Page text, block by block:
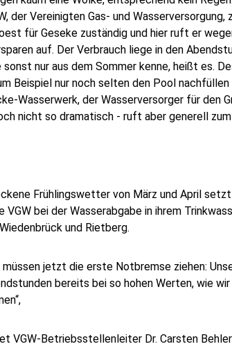
der Vereinigten Gas- und
für Geseke zuständig und hier ruft er
auf. Der Verbrauch liege in den
sonst nur aus dem Sommer kenne, heißt es.
Beispiel nur noch selten den Pool nachfüllen
Wasserwerk, der Wasserversorger für den
nicht so dramatisch - ruft aber generell
Frühlingswetter von März und April
VGW bei der Wasserabgabe in ihrem
und Rietberg.
müssen jetzt die erste Notbremse ziehen:
bereits bei so hohen Werten, wie
VGW-Betriebsstellenleiter Dr. Carsten